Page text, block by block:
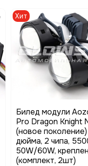
Хит
Билед модули
Pro Dragon Knight
(новое поколение)
дюйма, 2 чипа,
50W/60W,
(комплект, 2шт)